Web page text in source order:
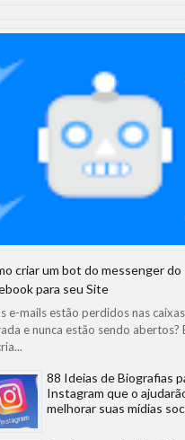
criar um bot do messenger do
para seu Site
e-mails estão perdidos nas
e nunca estão sendo abertos?
88 Ideias de Biografias
Instagram que o
melhorar suas mídias